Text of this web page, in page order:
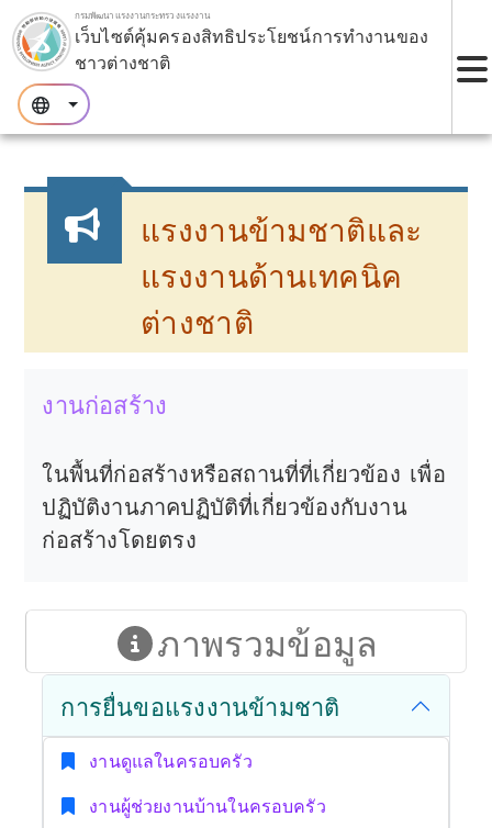
ข้ามไปยังบล็อกหลัก.
กรมพัฒนาแรงงานกระทรวงแรงงาน
เว็บไซต์คุ้มครองสิทธิประโยชน์การทำงานของ
ชาวต่างชาติ
:::
:::
แรงงานข้ามชาติและ
แรงงานด้านเทคนิค
ต่างชาติ
งานก่อสร้าง
ในพื้นที่ก่อสร้างหรือสถานที่ที่เกี่ยวข้อง เพื่อ
ปฏิบัติงานภาคปฏิบัติที่เกี่ยวข้องกับงาน
ก่อสร้างโดยตรง
ภาพรวมข้อมูล
การยื่นขอแรงงานข้ามชาติ
งานดูแลในครอบครัว
งานผู้ช่วยงานบ้านในครอบครัว